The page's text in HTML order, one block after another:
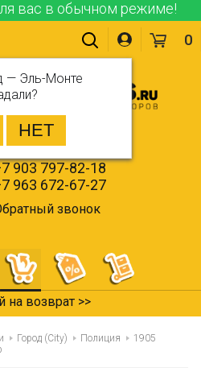
вас в обычном режиме!
— Эль-Монте
903 797-82-18
963 672-67-27
звонок
0
на возврат >>
Город (City) Полиция
1905